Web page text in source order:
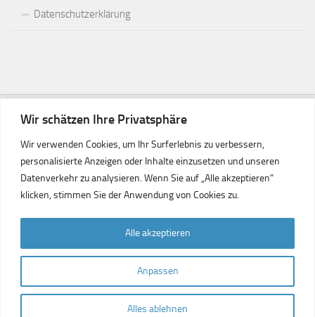
Wir schätzen Ihre Privatsphäre
Wir verwenden Cookies, um Ihr Surferlebnis zu verbessern,
personalisierte Anzeigen oder Inhalte einzusetzen und unseren
Datenverkehr zu analysieren. Wenn Sie auf „Alle akzeptieren"
klicken, stimmen Sie der Anwendung von Cookies zu.
Anpassen
Alles ablehnen
Alle akzeptieren
Datenschutzerklärung
Freundeskreis Ludwigshafen Gaziantep © 2026. Alle Rechte